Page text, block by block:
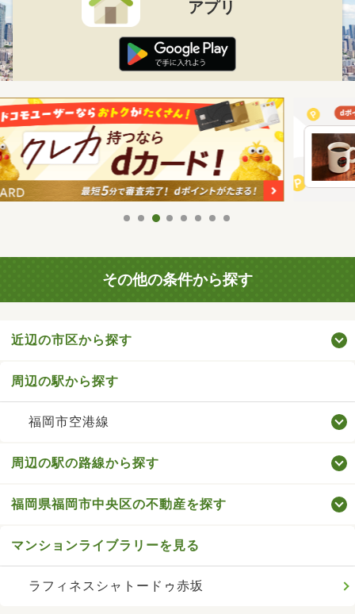
アプリ
その他の条件から探す
近辺の市区から探す
周辺の駅から探す
福岡市空港線
周辺の駅の路線から探す
福岡県福岡市中央区の不動産を探す
マンションライブラリーを見る
ラフィネスシャトードゥ赤坂